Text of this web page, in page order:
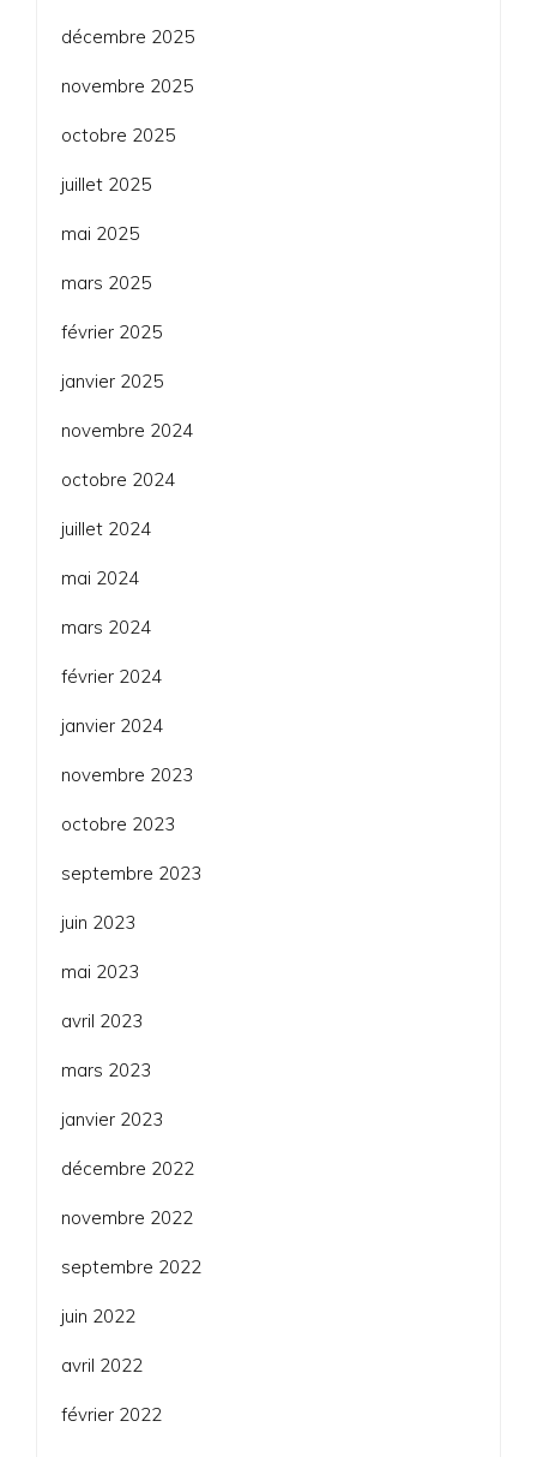
décembre 2025
novembre 2025
octobre 2025
juillet 2025
mai 2025
mars 2025
février 2025
janvier 2025
novembre 2024
octobre 2024
juillet 2024
mai 2024
mars 2024
février 2024
janvier 2024
novembre 2023
octobre 2023
septembre 2023
juin 2023
mai 2023
avril 2023
mars 2023
janvier 2023
décembre 2022
novembre 2022
septembre 2022
juin 2022
avril 2022
février 2022